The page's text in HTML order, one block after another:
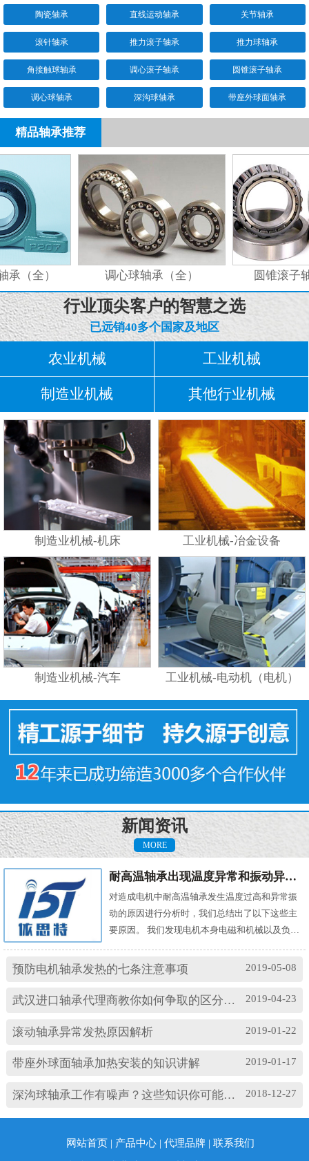
陶瓷轴承 直线运动轴承 关节轴承
滚针轴承 推力滚子轴承 推力球轴承
角接触球轴承 调心滚子轴承 圆锥滚子轴承
调心球轴承 深沟球轴承 带座外球面轴承
精品轴承推荐
（全） 调心球轴承（全） 圆锥滚子
行业顶尖客户的智慧之选
已远销40多个国家及地区
农业机械 工业机械
制造业机械 其他行业机械
制造业机械-机床 工业机械-冶金设备
制造业机械-汽车 工业机械-电动机（电机）
新闻资讯
MORE
耐高温轴承出现温度异常和振动异常的原因有哪些？
对造成电机中耐高温轴承发生温度过高和异常振
动的原因进行分析时，我们总结出了以下这些主
要原因。 我们发现电机本身电磁和机械以及负载
振动产生影响。其中造成温度过高的原因主要
松；(3)轴承与轴套配合过松；(4)润滑油有杂质；
损坏等。 另外，造成耐高温轴承出现异常振...
2019-05-08
预防电机轴承发热的七条注意事项
2019-04-23
武汉进口轴承代理商教你如何争取的区分高速轴承和低速轴承
2019-01-22
滚动轴承异常发热原因解析
2019-01-17
带座外球面轴承加热安装的知识讲解
2018-12-27
深沟球轴承工作有噪声？这些知识你可能忽略了
网站首页 | 产品中心 |代理品牌 |联系我们